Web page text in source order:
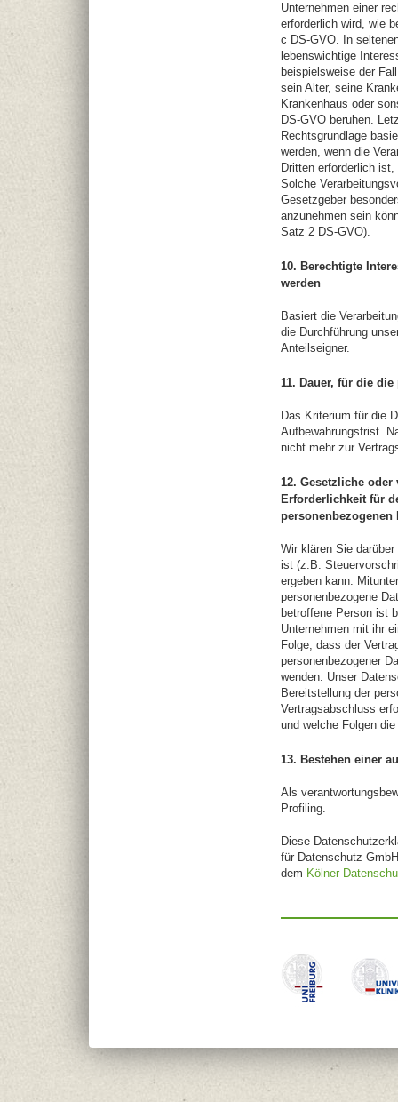
Unternehmen einer
erforderlich wird, wie
c DS-GVO. In
lebenswichtige
beispielsweise der
sein Alter, seine
Krankenhaus oder
DS-GVO beruhen.
Rechtsgrundlage
werden, wenn die
Dritten erforderlich
Solche
Gesetzgeber
anzunehmen sein
Satz 2 DS-GVO).
10. Berechtigte
werden
Basiert die
die Durchführung
Anteilseigner.
11. Dauer, für die
Das Kriterium für die
Aufbewahrungsfrist.
nicht mehr zur
12. Gesetzliche
Erforderlichkeit für
Wir klären Sie
ist (z.B.
ergeben kann.
personenbezogene
betroffene Person ist
Unternehmen mit ihr
Folge, dass der
personenbezogener
wenden. Unser
Bereitstellung der
Vertragsabschluss
und welche Folgen
13. Bestehen einer
Als
Profiling.
Diese
für Datenschutz
dem Kölner